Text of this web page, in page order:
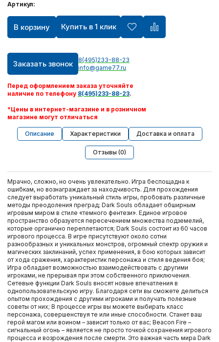
Артикул:
В корзину Купить в 1 клик
Заказать звонок
8(495)233-88-23
info@game77.ru
Перед оформлением заказа уточняйте
наличие по телефону 8(495)233-88-23.
*Цены в интернет-магазине и в розничном
магазине могут отличаться
Описание Характеристики Доставка и оплата
Отзывы (0)
Мрачно, сложно, но очень увлекательно. Игра беспощадна к
ошибкам, но вознаграждает за находчивость. Для прохождения
следует выработать уникальный стиль игры, пробовать различные
методы преодоления преград; Dark Souls обладает обширным
игровым миром в стиле «темного фентези». Единое игровое
пространство образуется пересечением множества подземелий,
которые органично переплетаются; Dark Souls состоит из 60 часов
игрового процесса. В игре присутствуют около сотни
разнообразных и уникальных монстров, огромный спектр оружия и
магических заклинаний, успех применения, в бою которых зависит
от хода сражения, характеристик персонажа и стиля ведения боя;
Игра обладает возможностью взаимодействовать с другими
игроками, не прерывая при этом собственного приключения.
Сетевые функции Dark Souls вносят новые впечатления в
однопользовательскую игру. Благодаря сети вы сможете делиться
опытом прохождения с другими игроками и получать полезные
советы от них; В процессе игры вы можете выбирать класс
персонажа, совершенствуя те или иные способности. Станет ваш
герой магом или воином – зависит только от вас; Beacon Fire –
сигнальный огонь – является не просто точкой сохранения игрового
процесса и возрождения после смерти. Это важная часть мира Dark